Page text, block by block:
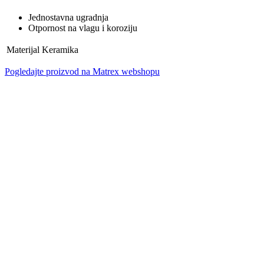
Jednostavna ugradnja
Otpornost na vlagu i koroziju
Materijal Keramika
Pogledajte proizvod na Matrex webshopu